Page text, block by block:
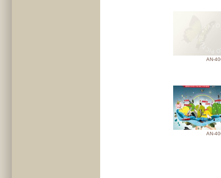
AN-
AN-